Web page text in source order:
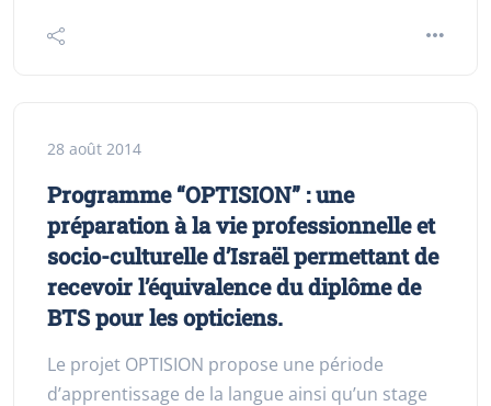
28 août 2014
Programme “OPTISION” : une
préparation à la vie professionnelle et
socio-culturelle d’Israël permettant de
recevoir l’équivalence du diplôme de
BTS pour les opticiens.
Le projet OPTISION propose une période
d’apprentissage de la langue ainsi qu’un stage